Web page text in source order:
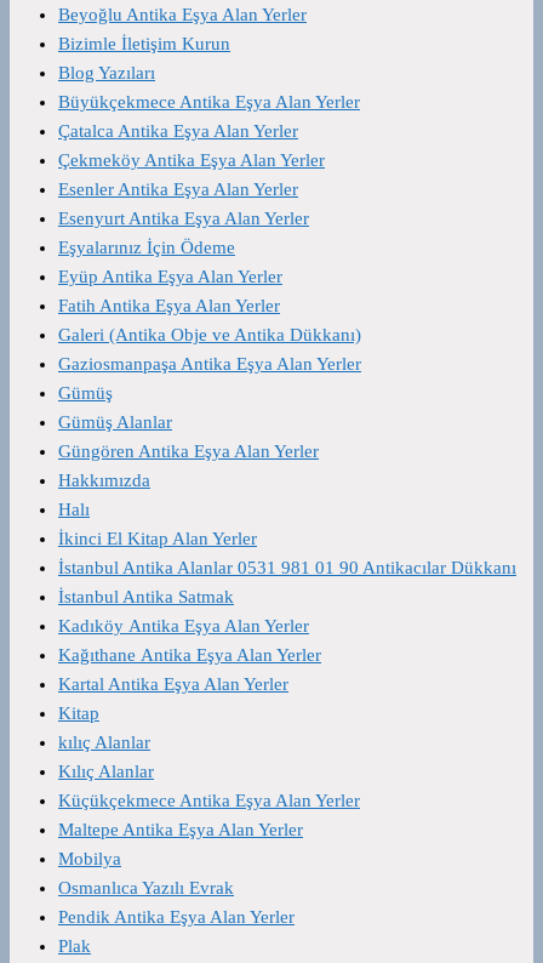
Beyoğlu Antika Eşya Alan Yerler
Bizimle İletişim Kurun
Blog Yazıları
Büyükçekmece Antika Eşya Alan Yerler
Çatalca Antika Eşya Alan Yerler
Çekmeköy Antika Eşya Alan Yerler
Esenler Antika Eşya Alan Yerler
Esenyurt Antika Eşya Alan Yerler
Eşyalarınız İçin Ödeme
Eyüp Antika Eşya Alan Yerler
Fatih Antika Eşya Alan Yerler
Galeri (Antika Obje ve Antika Dükkanı)
Gaziosmanpaşa Antika Eşya Alan Yerler
Gümüş
Gümüş Alanlar
Güngören Antika Eşya Alan Yerler
Hakkımızda
Halı
İkinci El Kitap Alan Yerler
İstanbul Antika Alanlar 0531 981 01 90 Antikacılar Dükkanı
İstanbul Antika Satmak
Kadıköy Antika Eşya Alan Yerler
Kağıthane Antika Eşya Alan Yerler
Kartal Antika Eşya Alan Yerler
Kitap
kılıç Alanlar
Kılıç Alanlar
Küçükçekmece Antika Eşya Alan Yerler
Maltepe Antika Eşya Alan Yerler
Mobilya
Osmanlıca Yazılı Evrak
Pendik Antika Eşya Alan Yerler
Plak